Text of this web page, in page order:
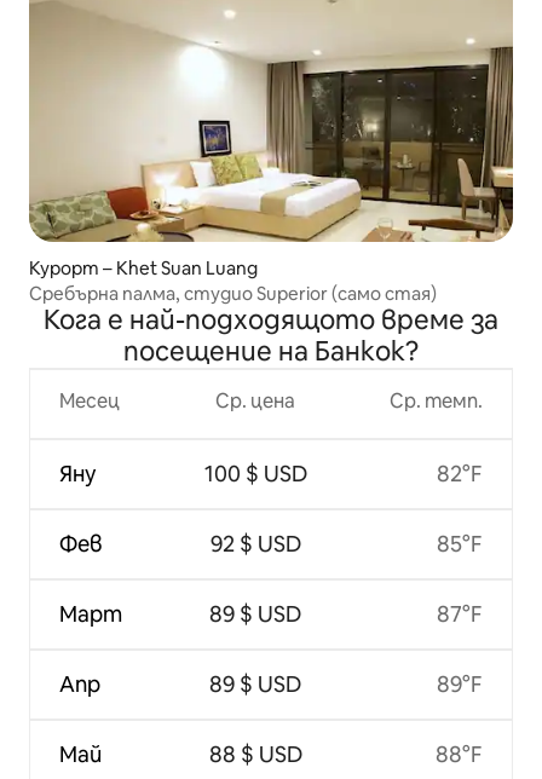
Курорт – Khet Suan Luang
Сребърна палма, студио Superior (само стая)
Кога е най-подходящото време за
посещение на Банкок?
Месец
Яну
Фев
Март
Апр
Май
Ср. цена
100 $ USD
92 $ USD
89 $ USD
89 $ USD
88 $ USD
Ср. темп.
82°F
85°F
87°F
89°F
88°F